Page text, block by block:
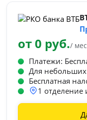
от 0 руб./
Платежи:
Для
Бесплатная
1 отделение